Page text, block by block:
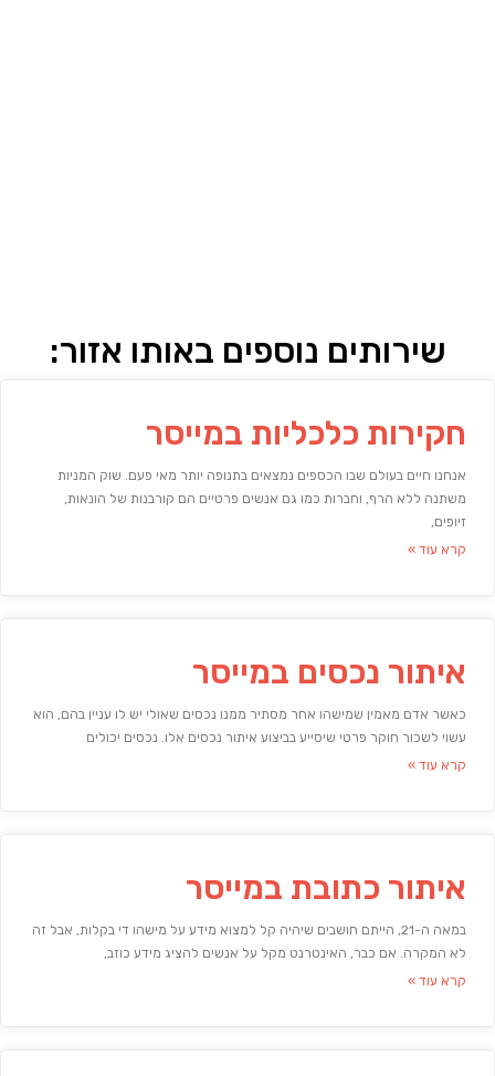
שירותים נוספים באותו אזור:
חקירות כלכליות במייסר
אנחנו חיים בעולם שבו הכספים נמצאים בתנופה יותר מאי פעם. שוק המניות
משתנה ללא הרף, וחברות כמו גם אנשים פרטיים הם קורבנות של הונאות,
זיופים,
קרא עוד »
איתור נכסים במייסר
כאשר אדם מאמין שמישהו אחר מסתיר ממנו נכסים שאולי יש לו עניין בהם, הוא
עשוי לשכור חוקר פרטי שיסייע בביצוע איתור נכסים אלו. נכסים יכולים
קרא עוד »
איתור כתובת במייסר
במאה ה-21, הייתם חושבים שיהיה קל למצוא מידע על מישהו די בקלות, אבל זה
לא המקרה. אם כבר, האינטרנט מקל על אנשים להציג מידע כוזב,
קרא עוד »